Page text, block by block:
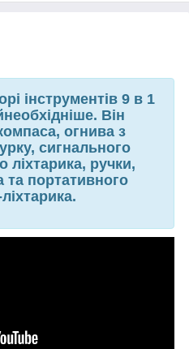
інструментів 9 в 1
Він
огнива з
сигнального
ліхтарика, ручки,
та портативного